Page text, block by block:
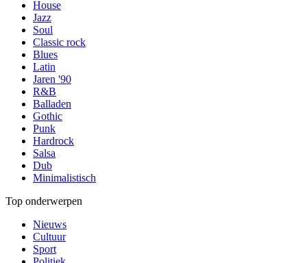
House
Jazz
Soul
Classic rock
Blues
Latin
Jaren '90
R&B
Balladen
Gothic
Punk
Hardrock
Salsa
Dub
Minimalistisch
Top onderwerpen
Nieuws
Cultuur
Sport